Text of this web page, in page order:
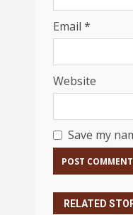
Email *
Website
Save my
RELATED